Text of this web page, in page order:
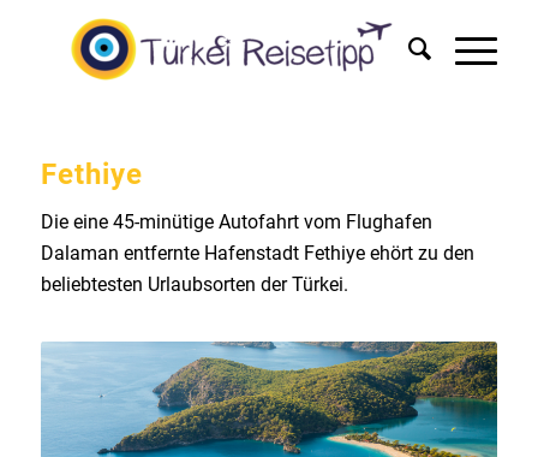
Fethiye
Die eine 45-minütige Autofahrt vom Flughafen
Dalaman entfernte Hafenstadt Fethiye ehört zu den
beliebtesten Urlaubsorten der Türkei.